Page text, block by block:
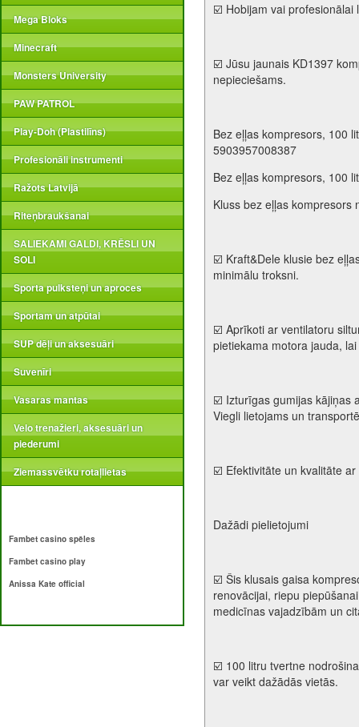
Mega Bloks
Minecraft
Monsters University
PAW PATROL
Play-Doh (Plastilīns)
Profesionāli instrumenti
Ražots Latvijā
Riteņbraukšanai
SALIEKAMI GALDI, KRĒSLI UN
SOLI
Sporta pulksteņi un aproces
Sportam un atpūtai
SUP dēļi un aksesuāri
Suvenīri
Vasaras mantas
Velo trenažieri, aksesuāri un
piederumi
Ziemassvētku rotaļlietas
Fambet casino spēles
Fambet casino play
Anissa Kate official
☑️ Hobijam vai profesionālai
☑️ Jūsu jaunais KD1397
nepieciešams.
Bez eļļas kompresors, 100
5903957008387
Bez eļļas kompresors, 100
Kluss bez eļļas kompresors
☑️ Kraft&Dele klusie bez
minimālu troksni.
☑️ Aprīkoti ar ventilatoru
pietiekama motora jauda,
☑️ Izturīgas gumijas kājiņas
Viegli lietojams un
☑️ Efektivitāte un kvalitāte
Dažādi pielietojumi
☑️ Šis klusais gaisa
renovācijai, riepu
medicīnas vajadzībām un
☑️ 100 litru tvertne
var veikt dažādās vietās.